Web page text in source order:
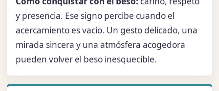
y presencia. Ese signo percibe cuando el
acercamiento es vacío. Un gesto delicado, una
mirada sincera y una atmósfera acogedora
pueden volver el beso inesquecible.